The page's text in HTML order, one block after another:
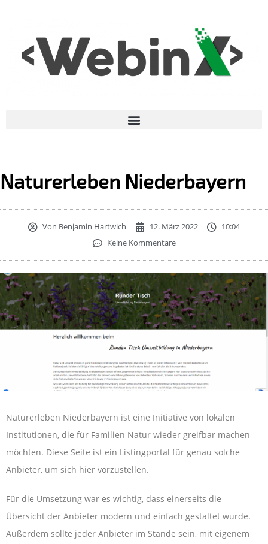
Naturerleben Niederbayern
Von Benjamin Hartwich 12. März 2022
10:04
Keine Kommentare
Naturerleben Niederbayern ist eine Initiative von lokalen
Institutionen, die für Familien Natur wieder greifbar machen
möchten. Diese Seite ist ein Listingportal für genau solche
Anbieter, um sich hier vorzustellen.
Für die Umsetzung war es wichtig, dass einerseits die
Übersicht der Anbieter modern und einfach gestaltet wurde.
Außerdem sollte jeder Anbieter im Stande sein, mit eigenem